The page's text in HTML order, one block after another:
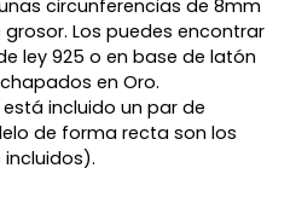
circunferencias de 8mm
Los puedes encontrar
ley 925 o en base de latón
en Oro.
incluido un par de
de forma recta son los